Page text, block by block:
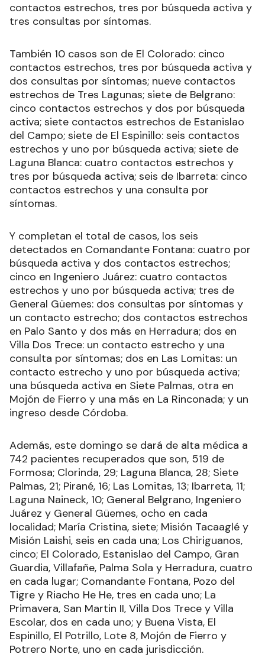
contactos estrechos, tres por búsqueda activa y
tres consultas por síntomas.
También 10 casos son de El Colorado: cinco
contactos estrechos, tres por búsqueda activa y
dos consultas por síntomas; nueve contactos
estrechos de Tres Lagunas; siete de Belgrano:
cinco contactos estrechos y dos por búsqueda
activa; siete contactos estrechos de Estanislao
del Campo; siete de El Espinillo: seis contactos
estrechos y uno por búsqueda activa; siete de
Laguna Blanca: cuatro contactos estrechos y
tres por búsqueda activa; seis de Ibarreta: cinco
contactos estrechos y una consulta por
síntomas.
Y completan el total de casos, los seis
detectados en Comandante Fontana: cuatro por
búsqueda activa y dos contactos estrechos;
cinco en Ingeniero Juárez: cuatro contactos
estrechos y uno por búsqueda activa; tres de
General Güemes: dos consultas por síntomas y
un contacto estrecho; dos contactos estrechos
en Palo Santo y dos más en Herradura; dos en
Villa Dos Trece: un contacto estrecho y una
consulta por síntomas; dos en Las Lomitas: un
contacto estrecho y uno por búsqueda activa;
una búsqueda activa en Siete Palmas, otra en
Mojón de Fierro y una más en La Rinconada; y un
ingreso desde Córdoba.
Además, este domingo se dará de alta médica a
742 pacientes recuperados que son, 519 de
Formosa; Clorinda, 29; Laguna Blanca, 28; Siete
Palmas, 21; Pirané, 16; Las Lomitas, 13; Ibarreta, 11;
Laguna Naineck, 10; General Belgrano, Ingeniero
Juárez y General Güemes, ocho en cada
localidad; María Cristina, siete; Misión Tacaaglé y
Misión Laishi, seis en cada una; Los Chiriguanos,
cinco; El Colorado, Estanislao del Campo, Gran
Guardia, Villafañe, Palma Sola y Herradura, cuatro
en cada lugar; Comandante Fontana, Pozo del
Tigre y Riacho He He, tres en cada uno; La
Primavera, San Martin II, Villa Dos Trece y Villa
Escolar, dos en cada uno; y Buena Vista, El
Espinillo, El Potrillo, Lote 8, Mojón de Fierro y
Potrero Norte, uno en cada jurisdicción.